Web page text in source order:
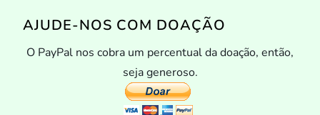
AJUDE-NOS COM DOAÇÃO
O PayPal nos cobra um percentual da doação, então,
seja generoso.